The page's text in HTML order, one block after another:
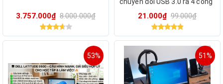
3.757.000₫ 8.000.000₫ 21.000₫ 99.000₫
53% 51%